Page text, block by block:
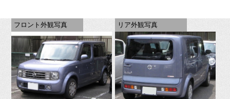
フロント外観写真 リア外観写真